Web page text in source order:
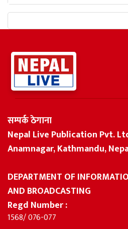
सम्पर्क ठेगाना
Nepal Live Publication Pvt.
Anamnagar, Kathmandu,
DEPARTMENT OF
AND BROADCASTING
Regd Number :
1568/ 076-077